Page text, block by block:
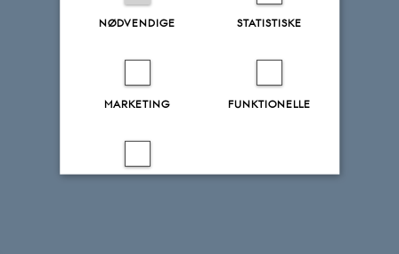
NØDVENDIGE STATISTISKE
MARKETING FUNKTIONELLE